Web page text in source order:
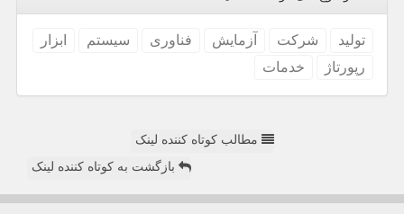
تولید شركت آزمایش فناوری سیستم
ابزار
رپورتاژ
خدمات
مطالب کوتاه کننده لینک
بازگشت به کوتاه کننده لینک